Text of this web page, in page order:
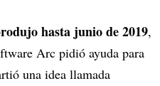
hasta junio de 2019,
Arc pidió ayuda para
una idea llamada